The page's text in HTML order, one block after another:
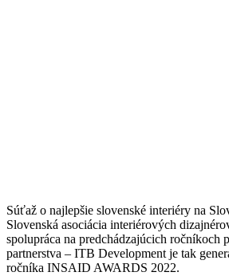
Súťaž o najlepšie slovenské interiéry na
Slovenská asociácia interiérových
spolupráca na predchádzajúcich ročníkoch
partnerstva – ITB Development je tak
ročníka INSAID AWARDS 2022.